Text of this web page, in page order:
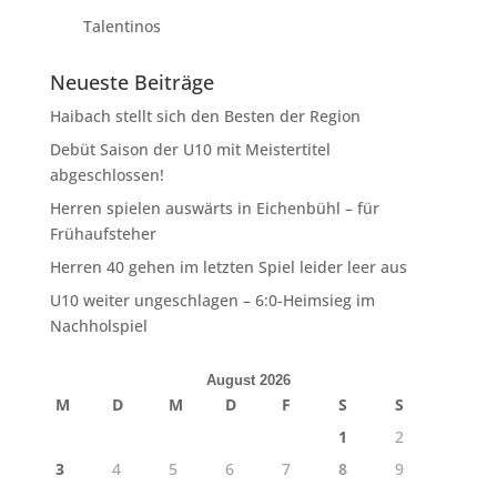
Talentinos
Neueste Beiträge
Haibach stellt sich den Besten der Region
Debüt Saison der U10 mit Meistertitel
abgeschlossen!
Herren spielen auswärts in Eichenbühl – für
Frühaufsteher
Herren 40 gehen im letzten Spiel leider leer aus
U10 weiter ungeschlagen – 6:0-Heimsieg im
Nachholspiel
August 2026
M D M D F S
S
1
2
3
4 5 6 7 8
9